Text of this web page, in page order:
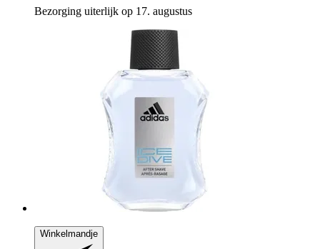
Bezorging uiterlijk op 17. augustus
Winkelmandje